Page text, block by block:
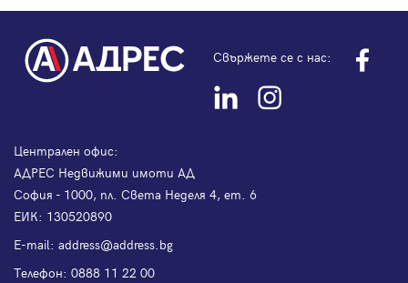
Свържете се с нас:
Централен офис:
АДРЕС Недвижими имоти АД
София - 1000, пл. Света Неделя 4, ет. 6
ЕИК: 130520890
Е-mail: address@address.bg
Телефон: 0888 11 22 00